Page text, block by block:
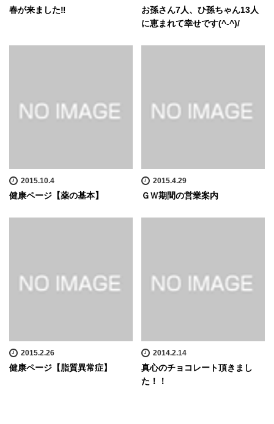
春が来ました‼️
お孫さん7人、ひ孫ちゃん13人
に恵まれて幸せです(^-^)/
2015.10.4
健康ページ【薬の基本】
2015.4.29
ＧＷ期間の営業案内
2015.2.26
健康ページ【脂質異常症】
2014.2.14
真心のチョコレート頂きまし
た！！